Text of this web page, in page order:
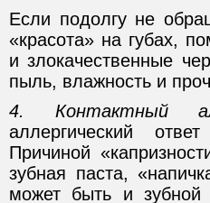
Если подолгу не
«красота» на губах,
и злокачественные
пыль, влажность и
4. Контактный
аллергический
Причиной
зубная паста,
может быть и зубной